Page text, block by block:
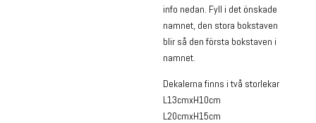
info nedan. Fyll i det önskade
namnet, den stora bokstaven
blir så den första bokstaven i
namnet.
Dekalerna finns i två storlekar
L13cmxH10cm
L20cmxH15cm